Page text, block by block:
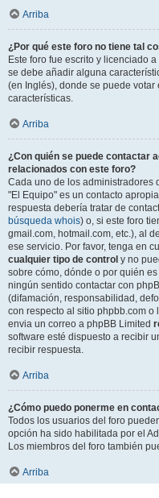
Arriba
¿Por qué este foro no tiene tal
Este foro fue escrito y licenciado
se debe añadir alguna
(en Inglés), donde se puede
características.
Arriba
¿Con quién se puede contactar
relacionados con este foro?
Cada uno de los administradores
"El Equipo" es un contacto
respuesta debería tratar de
búsqueda whois) o, si este foro
gmail.com, hotmail.com, etc.), al
ese servicio. Por favor, tenga en
cualquier tipo de control y no
sobre cómo, dónde o por quién
ningún sentido contactar con
(difamación, responsabilidad,
con respecto al sitio phpbb.com o
envia un correo a phpBB Limited
software esté dispuesto a recibir
recibir respuesta.
Arriba
¿Cómo puedo ponerme en
Todos los usuarios del foro
opción ha sido habilitada por el
Los miembros del foro también
Arriba